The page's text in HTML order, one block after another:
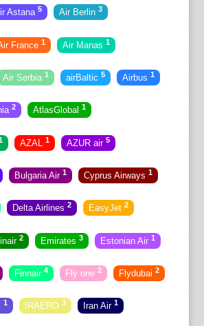
Astana 5 Air Berlin 3
France 1 Air Manas 1
Air Serbia 1 airBaltic 5 Airbus 1
2 AtlasGlobal 1
AZAL 1 AZUR air 5
Bulgaria Air 1 Cyprus Airways 1
Delta Airlines 2 EasyJet 2
2 Emirates 3 Estonian Air 1
Finnair 4 Fly one 2 Flydubai 2
1 IRAERO 3 Iran Air 1